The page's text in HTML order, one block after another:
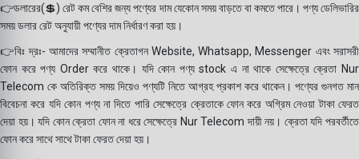
👉ডলারের(💲) রেট কম বেশির জন্য পণ্যের দাম যেকোন সময় বাড়তে বা কমতে পারে। পণ্য ডেলিভারির
সময় ডলার রেট অনুযায়ী পণ্যের দাম নির্ধারণ করা হয়।
👉বিঃ দ্রঃ- আমাদের সম্মানীত ক্রেতাগন Website, Whatsapp, Messenger এবং সরাসরী
ফোন করে পণ্য Order করে থাকে। যদি কোন পণ্য stock এ না থাকে সেক্ষেত্রে ক্রেতা Nur
Telecom কে অতিরিক্ত সময় দিয়েও পণ্যটি নিতে আগ্রহ প্রকাশ করে থাকেন। পণ্যের গুনগত মান
বিবেচনা করে যদি কোন পণ্য না দিতে পারি সেক্ষেত্রে ক্রেতাকে ফোন করে অগ্রিম নেওয়া টাকা ফেরত
দেয়া হয়। যদি কোন ক্রেতা ফোন না ধরে সেক্ষেত্রে Nur Telecom দায়ী নয়। ক্রেতা যদি পরবর্তীতে
ফোন করে সাথে সাথে টাকা ফেরত দেয়া হয়।